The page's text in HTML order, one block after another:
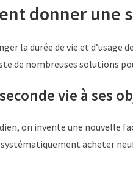
donner une
la durée de vie et d’usage
de nombreuses solutions
vie à ses
on invente une nouvelle
acheter